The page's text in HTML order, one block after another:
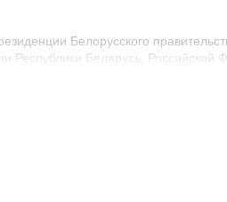
Белорусского
Республики Беларусь, Российской